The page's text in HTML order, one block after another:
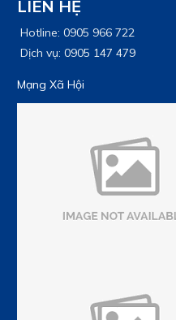
LIÊN HỆ
Hotline: 0905 966 722
Dịch vụ: 0905 147 479
Mạng Xã Hội